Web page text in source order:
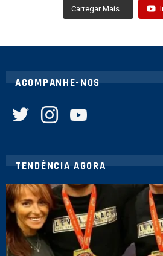
Carregar Mais...
ACOMPANHE-NOS
TENDÊNCIA AGORA